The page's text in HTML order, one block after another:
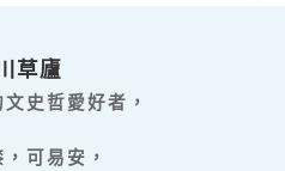
草廬
史哲愛好者，
可易安，